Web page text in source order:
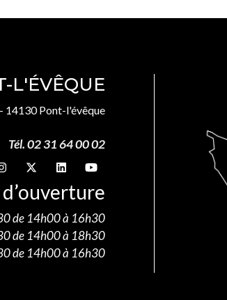
L'ÉVÊQUE
14130 Pont-l'évêque
Tél. 02 31 64 00 02
surnous sur
Suivez-nous sur
Suivez-nous sur
Suivez-nous sur
de 14h00 à 16h30
de 14h00 à 18h30
de 14h00 à 16h30